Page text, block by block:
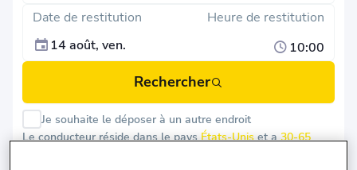
Date de restitution
14 août, ven.
Heure de restitution
10:00
Rechercher
Je souhaite le déposer à un autre endroit
Le conducteur réside dans le paysÉtats-Uniset a30-65